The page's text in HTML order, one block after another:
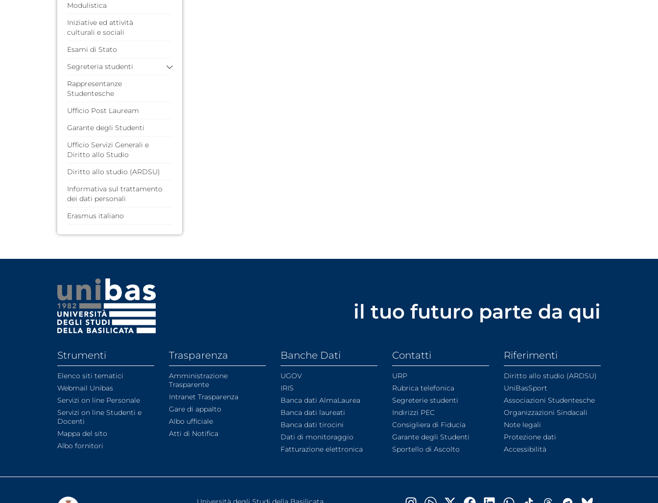
Modulistica
Iniziative ed attività
culturali e sociali
Esami di Stato
Segreteria studenti
F.A.Q. (domande poste
frequentemente)
Guida dello Studente
Rappresentanze
Studentesche
Ufficio Post Lauream
Garante degli Studenti
Ufficio Servizi Generali e
Diritto allo Studio
Diritto allo studio (ARDSU)
Informativa sul trattamento
dei dati personali
Erasmus italiano
il tuo futuro parte da qui
Strumenti
Elenco siti tematici
Webmail Unibas
Servizi on line Personale
Servizi on line Studenti e
Docenti
Mappa del sito
Albo fornitori
Trasparenza
Amministrazione
Trasparente
Intranet Trasparenza
Gare di appalto
Albo ufficiale
Atti di Notifica
Banche Dati
UGOV
IRIS
Banca dati AlmaLaurea
Banca dati laureati
Banca dati tirocini
Dati di monitoraggio
Fatturazione elettronica
Contatti
URP
Rubrica telefonica
Segreterie studenti
Indirizzi PEC
Consigliera di Fiducia
Garante degli Studenti
Sportello di Ascolto
Riferimenti
Diritto allo studio (ARDSU)
UniBasSport
Associazioni Studentesche
Organizzazioni Sindacali
Note legali
Protezione dati
Accessibilità